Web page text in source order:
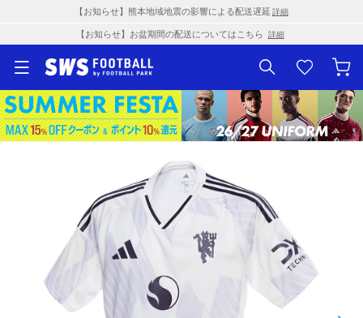
【お知らせ】熊本地域地震の影響による配送遅延 詳細
【お知らせ】お盆期間の配送についてはこちら 詳細